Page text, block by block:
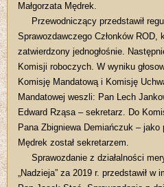
Małgorzata Mędrek.
Przewodniczący przedstawił
Sprawozdawczego Członków ROD,
zatwierdzony jednogłośnie.
Komisji roboczych. W wyniku
Komisję Mandatową i Komisję
Mandatowej weszli: Pan Lech
Edward Rząsa – sekretarz. Do
Pana Zbigniewa Demiańczuk –
Mędrek został sekretarzem.
Sprawozdanie z działalności
„Nadzieja” za 2019 r. przedstawił w